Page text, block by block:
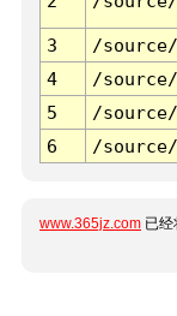
3 /
4
/
5
/
6
/
www.365jz.com 已